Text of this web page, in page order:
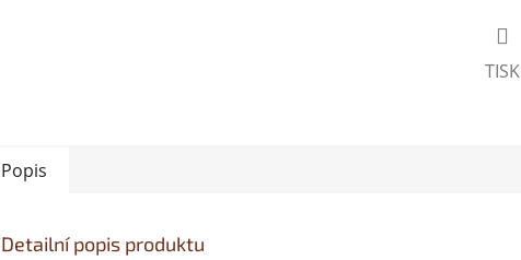
TISK
Popis
Detailní popis produktu